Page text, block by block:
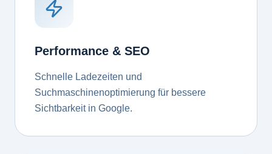
Performance & SEO
Schnelle Ladezeiten und
Suchmaschinenoptimierung für bessere
Sichtbarkeit in Google.